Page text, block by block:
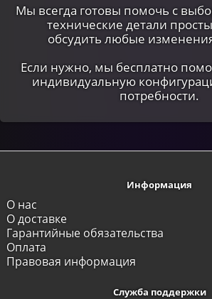
Мы всегда готовы помочь с
технические детали
обсудить любые
Если нужно, мы бесплатно
индивидуальную
потребности.
Информация
О нас
О доставке
Гарантийные обязательства
Оплата
Правовая информация
Служба поддержки